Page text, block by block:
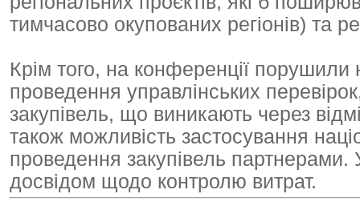
тимчасово окупованих регіонів) та
Крім того, на конференції
проведення управлінських
закупівель, що виникають через
також можливість застосування
проведення закупівель
досвідом щодо контролю витрат.